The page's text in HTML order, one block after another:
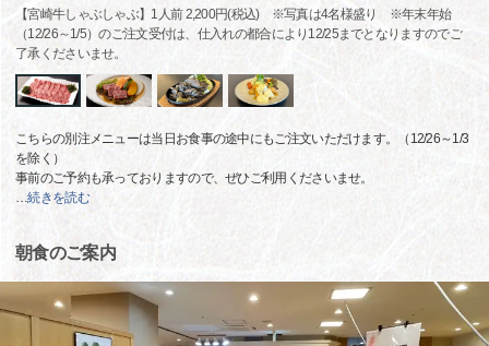
【宮崎牛しゃぶしゃぶ】1人前 2,200円(税込) ※写真は4名様盛り ※年末年始
（12/26～1/5）のご注文受付は、仕入れの都合により12/25までとなりますのでご
了承くださいませ。
こちらの別注メニューは当日お食事の途中にもご注文いただけます。（12/26～1/3
を除く）
事前のご予約も承っておりますので、ぜひご利用くださいませ。
…続きを読む
朝食のご案内